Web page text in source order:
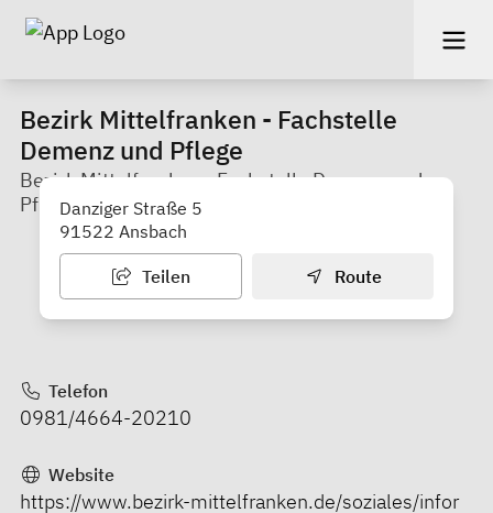
Bezirk Mittelfranken - Fachstelle
Demenz und Pflege
Bezirk Mittelfranken - Fachstelle Demenz und
PflegeDanziger Straße 5
91522 Ansbach
Teilen Route
Telefon
0981/4664-20210
Website
https://www.bezirk-mittelfranken.de/soziales/infor